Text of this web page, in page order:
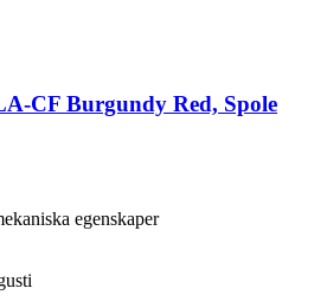
​CF Burgundy Red, Spole
egenskaper